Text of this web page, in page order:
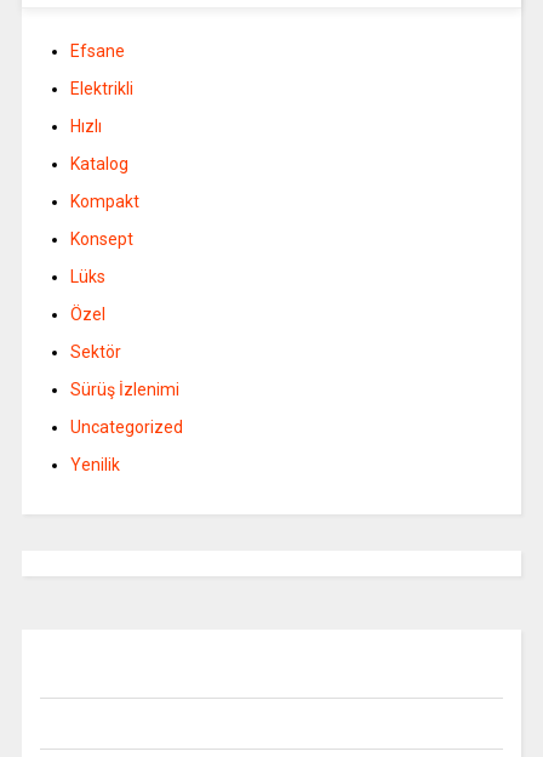
Efsane
Elektrikli
Hızlı
Katalog
Kompakt
Konsept
Lüks
Özel
Sektör
Sürüş İzlenimi
Uncategorized
Yenilik